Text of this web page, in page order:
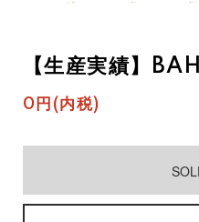
【生産実績】
0円(内税)